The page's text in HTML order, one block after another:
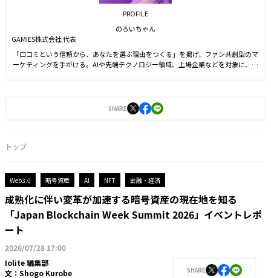
PROFILE
のろいちゃん
GAMIES株式会社 代表
「口コミという信頼から、あなたを選ぶ理由をつくる」を掲げ、ファン共創型のマ
ーケティングを手がける。AIや先端テクノロジー領域、上場企業などを対象に、コ
SHARE
トップ
Web3.0 暗号資産 AI NFT 金融・経済
成熟化に伴い変革が加速する暗号資産の現在地を知る
「Japan Blockchain Week Summit 2026」イベントレポ
ート
2026/07/28 17:00
Iolite 編集部
文： Shogo Kurobe SHARE